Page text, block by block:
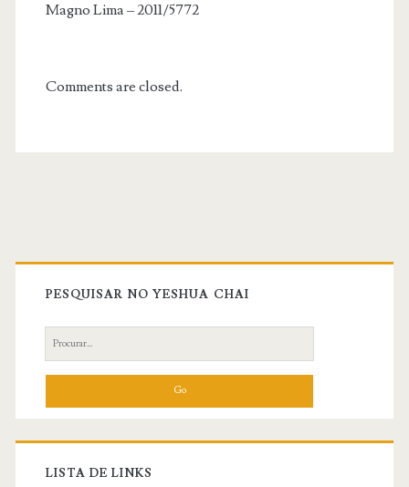
Magno Lima – 2011/5772
Comments are closed.
Primary
Sidebar
PESQUISAR NO YESHUA CHAI
Search
for:
LISTA DE LINKS